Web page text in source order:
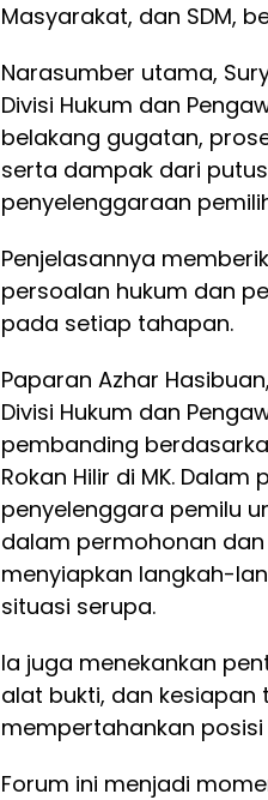
Masyarakat, dan SDM,
Narasumber utama,
Divisi Hukum dan
belakang gugatan,
serta dampak dari
penyelenggaraan
Penjelasannya
persoalan hukum dan
pada setiap tahapan.
Paparan Azhar
Divisi Hukum dan
pembanding
Rokan Hilir di MK.
penyelenggara pemilu
dalam permohonan
menyiapkan langkah-
situasi serupa.
Ia juga menekankan
alat bukti, dan
mempertahankan
Forum ini menjadi